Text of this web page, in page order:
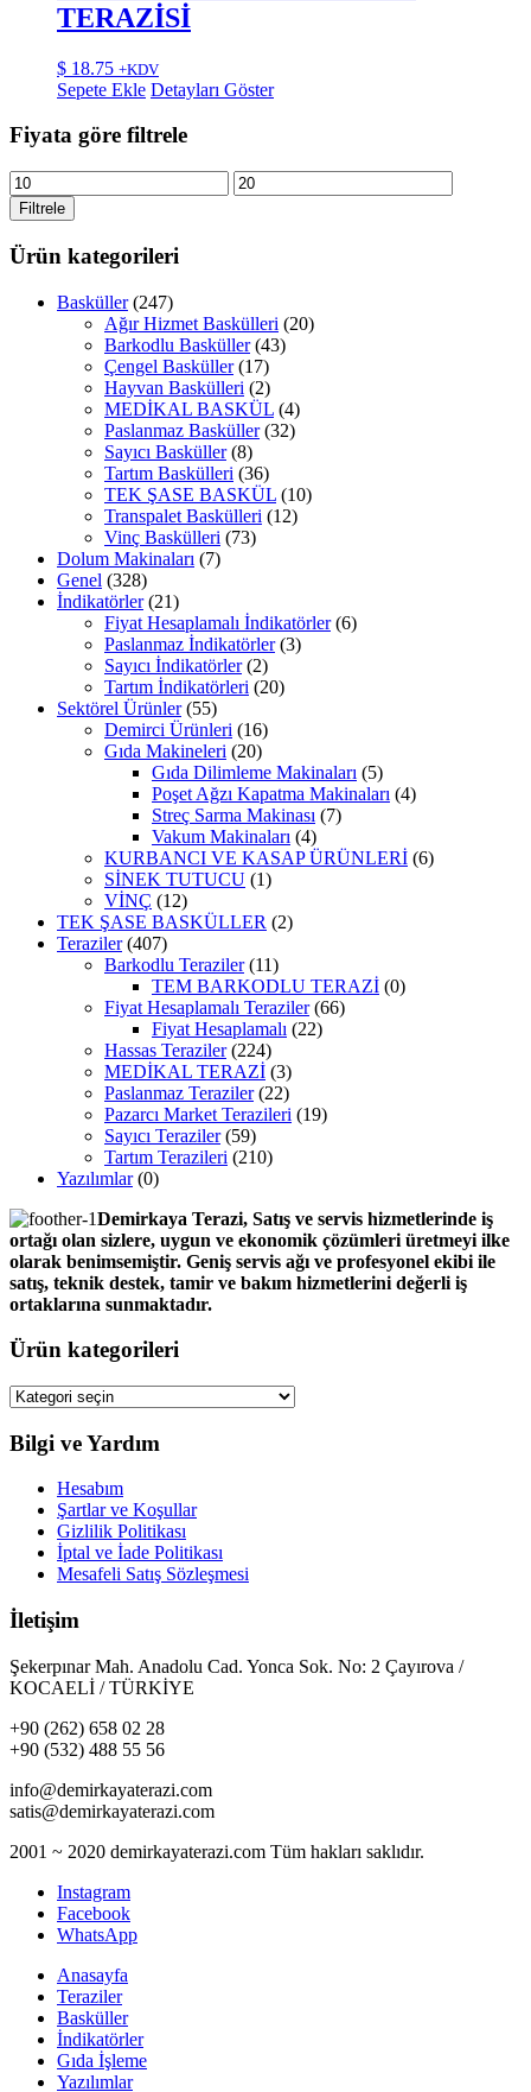
TERAZİSİ
$ 18.75 +KDV
Sepete Ekle Detayları Göster
Fiyata göre filtrele
En
düşük
fiyat
En
yüksek
Filtrele
Ürün kategorileri
Basküller (247)
Ağır Hizmet Baskülleri (20)
Barkodlu Basküller (43)
Çengel Basküller (17)
Hayvan Baskülleri (2)
MEDİKAL BASKÜL (4)
Paslanmaz Basküller (32)
Sayıcı Basküller (8)
Tartım Baskülleri (36)
TEK ŞASE BASKÜL (10)
Transpalet Baskülleri (12)
Vinç Baskülleri (73)
Dolum Makinaları (7)
Genel (328)
İndikatörler (21)
Fiyat Hesaplamalı İndikatörler (6)
Paslanmaz İndikatörler (3)
Sayıcı İndikatörler (2)
Tartım İndikatörleri (20)
Sektörel Ürünler (55)
Demirci Ürünleri (16)
Gıda Makineleri (20)
Gıda Dilimleme Makinaları (5)
Poşet Ağzı Kapatma Makinaları (4)
Streç Sarma Makinası (7)
Vakum Makinaları (4)
KURBANCI VE KASAP ÜRÜNLERİ (6)
SİNEK TUTUCU (1)
VİNÇ (12)
TEK ŞASE BASKÜLLER (2)
Teraziler (407)
Barkodlu Teraziler (11)
TEM BARKODLU TERAZİ (0)
Fiyat Hesaplamalı Teraziler (66)
Fiyat Hesaplamalı (22)
Hassas Teraziler (224)
MEDİKAL TERAZİ (3)
Paslanmaz Teraziler (22)
Pazarcı Market Terazileri (19)
Sayıcı Teraziler (59)
Tartım Terazileri (210)
Yazılımlar (0)
Demirkaya Terazi, Satış ve servis hizmetlerinde iş
ortağı olan sizlere, uygun ve ekonomik çözümleri üretmeyi ilke
olarak benimsemiştir. Geniş servis ağı ve profesyonel ekibi ile
satış, teknik destek, tamir ve bakım hizmetlerini değerli iş
ortaklarına sunmaktadır.
Ürün kategorileri
Bilgi ve Yardım
Hesabım
Şartlar ve Koşullar
Gizlilik Politikası
İptal ve İade Politikası
Mesafeli Satış Sözleşmesi
İletişim
Şekerpınar Mah. Anadolu Cad. Yonca Sok. No: 2 Çayırova /
KOCAELİ / TÜRKİYE
+90 (262) 658 02 28
+90 (532) 488 55 56
info@demirkayaterazi.com
satis@demirkayaterazi.com
2001 ~ 2020 demirkayaterazi.com Tüm hakları saklıdır.
Instagram
Facebook
WhatsApp
Anasayfa
Teraziler
Basküller
İndikatörler
Gıda İşleme
Yazılımlar